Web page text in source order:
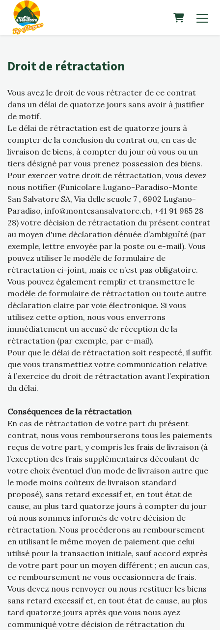
PANIER
Droit de rétractation
Vous avez le droit de vous rétracter de ce contrat
dans un délai de quatorze jours sans avoir à justifier
de motif.
Le délai de rétractation est de quatorze jours à
compter de la conclusion du contrat ou, en cas de
livraison de biens, à compter du jour où vous ou un
tiers désigné par vous prenez possession des biens.
Pour exercer votre droit de rétractation, vous devez
nous notifier (Funicolare Lugano-Paradiso-Monte
San Salvatore SA, Via delle scuole 7 , 6902 Lugano-
Paradiso, info@montesansalvatore.ch, +41 91 985 28
28) votre décision de rétractation du présent contrat
au moyen d'une déclaration dénuée d’ambiguïté (par
exemple, lettre envoyée par la poste ou e-mail). Vous
pouvez utiliser le modèle de formulaire de
rétractation ci-joint, mais ce n’est pas obligatoire.
Vous pouvez également remplir et transmettre le
modèle de formulaire de rétractation ou toute autre
déclaration claire par voie électronique. Si vous
utilisez cette option, nous vous enverrons
immédiatement un accusé de réception de la
rétractation (par exemple, par e-mail).
Pour que le délai de rétractation soit respecté, il suffit
que vous transmettiez votre communication relative
à l’exercice du droit de rétractation avant l’expiration
du délai.
Conséquences de la rétractation
En cas de rétractation de votre part du présent
contrat, nous vous rembourserons tous les paiements
reçus de votre part, y compris les frais de livraison (à
l’exception des frais supplémentaires découlant de
votre choix éventuel d’un mode de livraison autre que
le mode moins coûteux de livraison standard
proposé), sans retard excessif et, en tout état de
cause, au plus tard quatorze jours à compter du jour
où nous sommes informés de votre décision de
rétractation. Nous procéderons au remboursement
en utilisant le même moyen de paiement que celui
utilisé pour la transaction initiale, sauf accord exprès
de votre part pour un moyen différent ; en aucun cas,
ce remboursement ne vous occasionnera de frais.
Vous devez nous renvoyer ou nous restituer les biens
sans retard excessif et, en tout état de cause, au plus
tard quatorze jours après que vous nous ayez
communiqué votre décision de rétractation du